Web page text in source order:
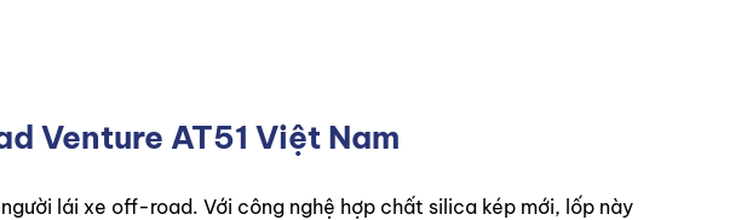
Venture AT51 Việt Nam
lái xe off-road. Với công nghệ hợp chất silica kép mới, lốp này